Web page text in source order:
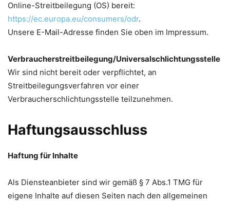
Online-Streitbeilegung (OS) bereit:
https://ec.europa.eu/consumers/odr.
Unsere E-Mail-Adresse finden Sie oben im Impressum.
Verbraucherstreitbeilegung/Universalschlichtungsstelle
Wir sind nicht bereit oder verpflichtet, an
Streitbeilegungsverfahren vor einer
Verbraucherschlichtungsstelle teilzunehmen.
Haftungsausschluss
Haftung für Inhalte
Als Diensteanbieter sind wir gemäß § 7 Abs.1 TMG für
eigene Inhalte auf diesen Seiten nach den allgemeinen